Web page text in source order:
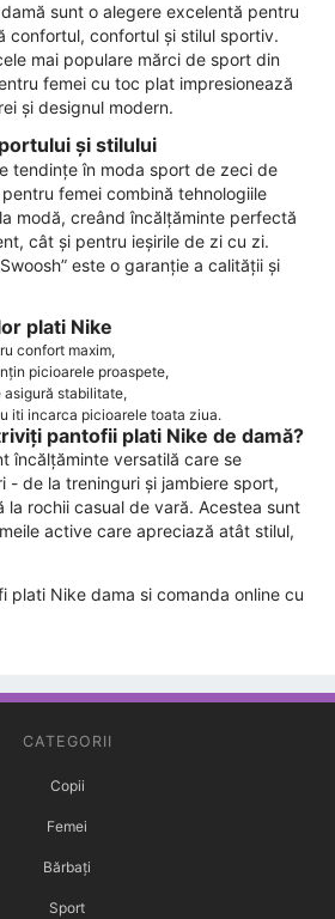
sunt o alegere excelentă pentru
confortul, confortul și stilul sportiv.
mai populare mărci de sport din
femei cu toc plat impresionează
și designul modern.
și stilului
tendințe în moda sport de zeci de
femei combină tehnologiile
modă, creând încălțăminte perfectă
cât și pentru ieșirile de zi cu zi.
este o garanție a calității și
plati Nike
confort maxim,
picioarele proaspete,
stabilitate,
iti incarca picioarele toata ziua.
pantofii plati Nike de damă?
încălțăminte versatilă care se
- de la treninguri și jambiere sport,
la rochii casual de vară. Acestea sunt
active care apreciază atât stilul,
plati Nike dama si comanda online cu
CATEGORII
Copii
Femei
Bărbați
Sport